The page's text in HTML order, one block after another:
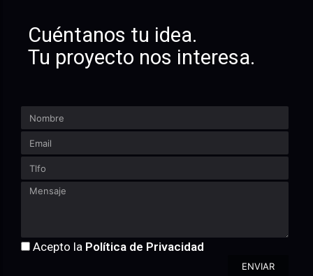
Cuéntanos tu idea.
Tu proyecto nos interesa.
Acepto la Política de Privacidad
ENVIAR